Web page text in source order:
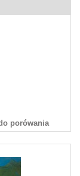
porówania